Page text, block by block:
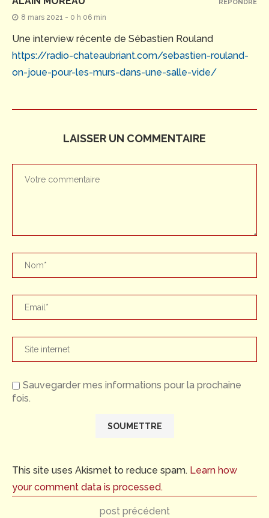
8 mars 2021 - 0 h 06 min
Une interview récente de Sébastien Rouland
https://radio-chateaubriant.com/sebastien-rouland-
on-joue-pour-les-murs-dans-une-salle-vide/
RÉPONDRE
LAISSER UN COMMENTAIRE
Sauvegarder mes informations pour la prochaine
fois.
This site uses Akismet to reduce spam. Learn how
your comment data is processed.
post précédent